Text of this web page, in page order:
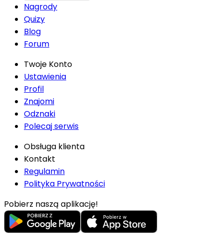
Nagrody
Quizy
Blog
Forum
Twoje Konto
Ustawienia
Profil
Znajomi
Odznaki
Polecaj serwis
Obsługa klienta
Kontakt
Regulamin
Polityka Prywatności
Pobierz naszą aplikację!